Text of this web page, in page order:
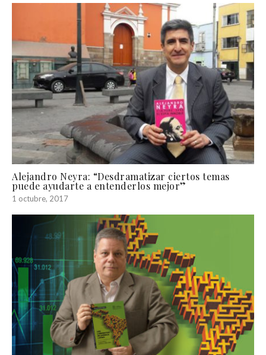
Alejandro Neyra: “Desdramatizar ciertos temas
puede ayudarte a entenderlos mejor”
1 octubre, 2017